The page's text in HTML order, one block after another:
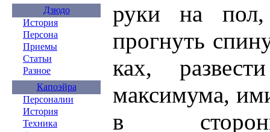
Дзюдо
История
Персона
Приемы
Статьи
Разное
Капоэйра
Персоналии
История
Техника
руки на
прогнуть
ках,
максимума,
в стороны